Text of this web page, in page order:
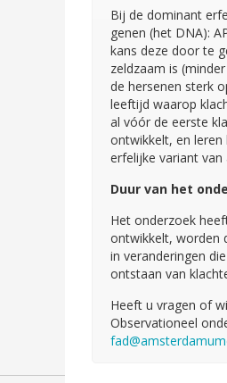
Bij de dominant
genen (het DNA):
kans deze door te
zeldzaam is
de hersenen sterk
leeftijd waarop
al vóór de eerste
ontwikkelt, en
erfelijke variant
Duur van het
Het onderzoek
ontwikkelt, worden
in veranderingen
ontstaan van
Heeft u vragen of
Observationeel